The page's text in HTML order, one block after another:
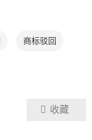
商标驳回
收藏